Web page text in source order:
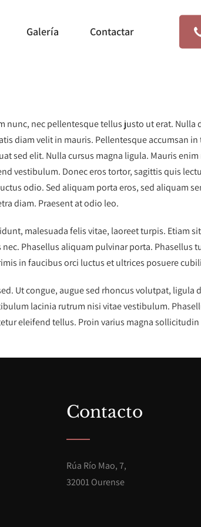
Galería Contactar
nunc, nec pellentesque tellus justo ut erat. Nulla
diam velit in mauris. Pellentesque accumsan
sed elit. Nulla cursus magna ligula. Mauris
vestibulum. Donec eros tortor, sagittis quis
odio. Sed aliquam porta eros, sed aliquam
diam. Praesent at odio leo.
malesuada felis vitae, laoreet turpis. Etiam
Phasellus aliquam pulvinar porta. Phasellus
in faucibus orci luctus et ultrices posuere
Ut congue, augue sed rhoncus volutpat, ligula
lacinia rutrum nisi vitae vestibulum.
eleifend tellus. Proin varius magna
Contacto
Rúa Río Mao, 7,
32001 Ourense